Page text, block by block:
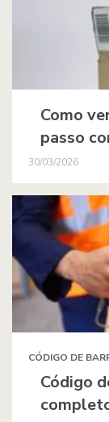
Como
passo
30/03/2026
CÓDIGO DE
Código